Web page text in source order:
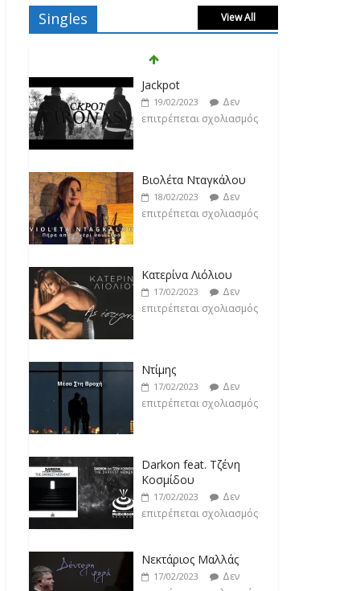
Singles View All
19/02/2023
Δεν
Βιολέτα Νταγκάλου
18/02/2023
Δεν
Κατερίνα Λιόλιου
17/02/2023
Δεν
Ντίμης
17/02/2023
Δεν
Darkon feat. Τζένη
Κοσμίδου
Νεκτάριος Μαλλάς
17/02/2023
Δεν
επιτρέπεται σχολιασμός
George P. Lemos feat.